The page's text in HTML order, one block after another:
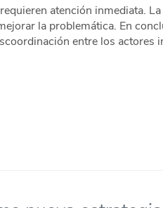
atención inmediata.
la problemática. En
entre los actores